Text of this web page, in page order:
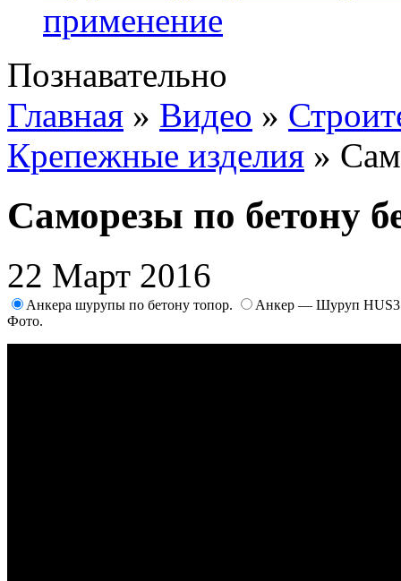
применение
Познавательно
Главная » Видео »
Крепежные изделия »
Саморезы по бетону
22 Март 2016
Анкера шурупы по бетону топор.
Анкер — Шуруп HUS3
Фото.